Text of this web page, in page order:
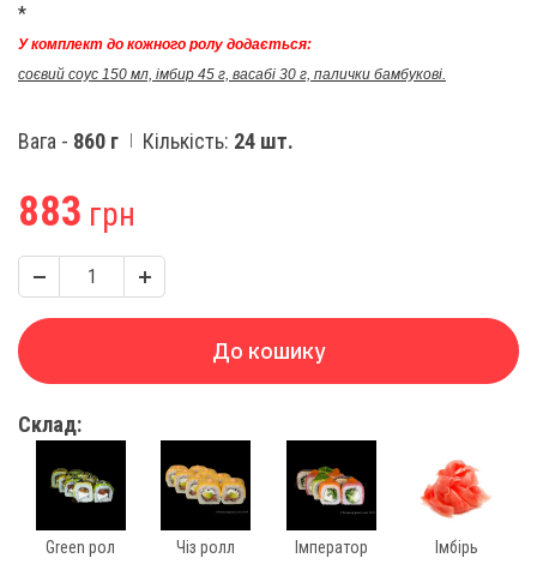
*
У комплект до кожного ролу додається:
соєвий соус 150 мл, імбир 45 г, васабі 30 г, палички бамбукові.
Вага - 860 г Кількість: 24 шт.
883 грн
До кошику
Склад:
Green рол Чіз ролл Імператор Імбірь